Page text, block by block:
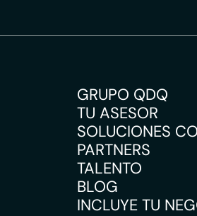
GRUPO QDQ
TU ASESOR
SOLUCIONES
PARTNERS
TALENTO
BLOG
INCLUYE TU